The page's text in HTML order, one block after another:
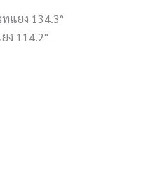
แยง 134.3°
114.2°